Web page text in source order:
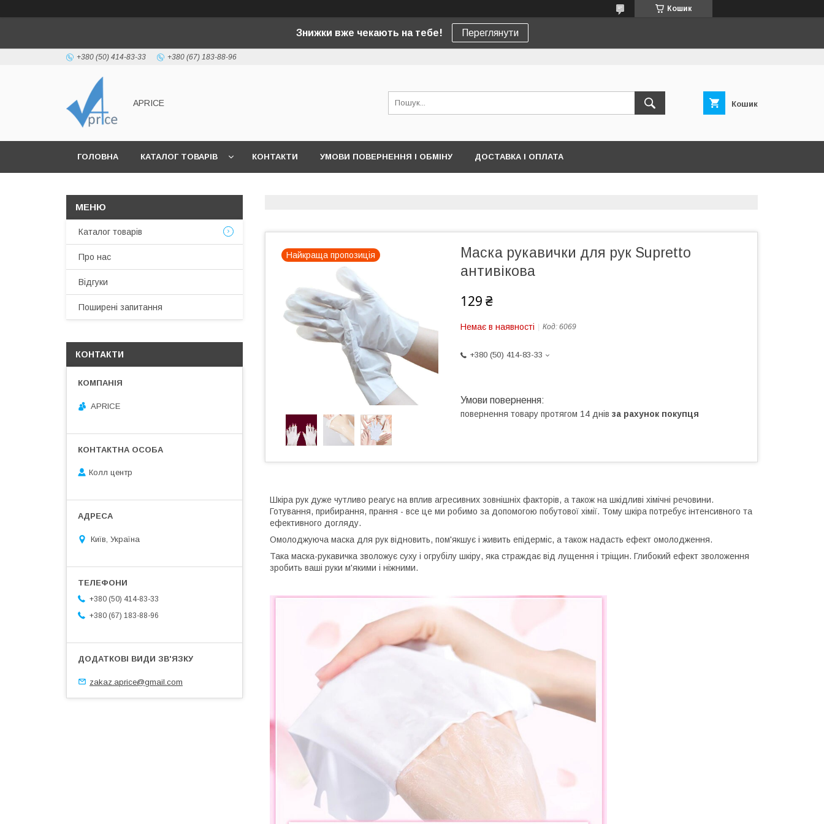
Кошик
Знижки вже чекають на тебе! Переглянути
+380 (50) 414-83-33 +380 (67) 183-88-96
APRICE Кошик
ГОЛОВНА КАТАЛОГ ТОВАРІВ КОНТАКТИ УМОВИ ПОВЕРНЕННЯ І ОБМІНУ ДОСТАВКА І ОПЛАТА
Найкраща пропозиція
Маска рукавички для рук Supretto
антивікова
129 ₴
Немає в наявності Код: 6069
+380 (50) 414-83-33
повернення товару протягом 14 днів за рахунок покупця
Шкіра рук дуже чутливо реагує на вплив агресивних зовнішніх факторів, а також на шкідливі хімічні речовини.
Готування, прибирання, прання - все це ми робимо за допомогою побутової хімії. Тому шкіра потребує інтенсивного та
ефективного догляду.
Омолоджуюча маска для рук відновить, пом'якшує і живить епідерміс, а також надасть ефект омолодження.
Така маска-рукавичка зволожує суху і огрубілу шкіру, яка страждає від лущення і тріщин. Глибокий ефект зволоження
зробить ваші руки м'якими і ніжними.
Каталог товарів
Про нас
Відгуки
Поширені запитання
КОНТАКТИ
APRICE
Колл центр
Київ, Україна
+380 (50) 414-83-33
+380 (67) 183-88-96
zakaz.aprice@gmail.com